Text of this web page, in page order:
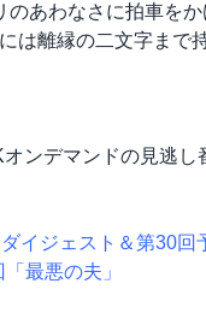
あわなさに拍車を
は離縁の二文字ま
ンデマンドの見逃
イジェスト＆第30回
最悪の夫」